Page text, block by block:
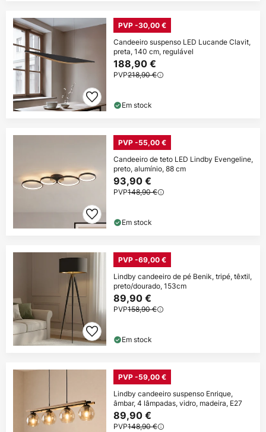
PVP -30,00 €
Candeeiro suspenso LED Lucande Clavit,
preta, 140 cm, regulável
188,90 €
PVP218,90 €
Em stock
PVP -55,00 €
Candeeiro de teto LED Lindby Evengeline,
preto, alumínio, 88 cm
93,90 €
PVP148,90 €
Em stock
PVP -69,00 €
Lindby candeeiro de pé Benik, tripé, têxtil,
preto/dourado, 153cm
89,90 €
PVP158,90 €
Em stock
PVP -59,00 €
Lindby candeeiro suspenso Enrique,
âmbar, 4 lâmpadas, vidro, madeira, E27
89,90 €
PVP148,90 €